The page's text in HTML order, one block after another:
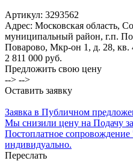
Артикул: 3293562
Адрес: Московская область,
муниципальный район, г.п.
Поварово, Мкр-он 1, д. 28, кв.
2 811 000 руб.
Предложить свою цену
--> -->
Оставить заявку
Заявка в Публичном
Мы снизили цену на Подачу
Постоплатное
индивидуально.
Переслать